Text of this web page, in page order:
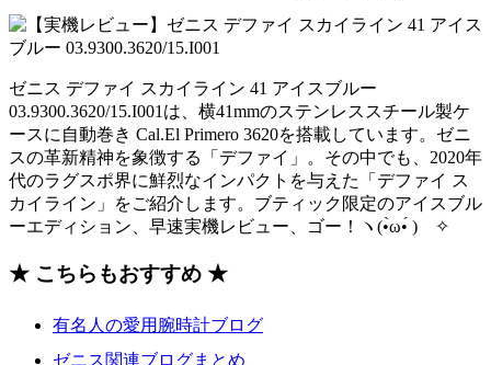
ゼニス デファイ スカイライン 41 アイスブルー
03.9300.3620/15.I001は、横41mmのステンレススチール製ケ
ースに自動巻き Cal.El Primero 3620を搭載しています。ゼニ
スの革新精神を象徴する「デファイ」。その中でも、2020年
代のラグスポ界に鮮烈なインパクトを与えた「デファイ ス
カイライン」をご紹介します。ブティック限定のアイスブル
ーエディション、早速実機レビュー、ゴー！ヽ(•̀ω•́ )ゝ✧
★ こちらもおすすめ ★
有名人の愛用腕時計ブログ
ゼニス関連ブログまとめ